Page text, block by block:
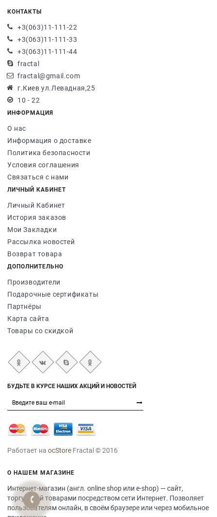
КОНТАКТЫ
+3(063)11-111-22
+3(063)11-111-33
+3(063)11-111-44
fractal
fractal@gmail.com
г.Киев ул.Левадная,25
10 - 22
ИНФОРМАЦИЯ
О нас
Информация о доставке
Политика безопасности
Условия соглашения
Связаться с нами
ЛИЧНЫЙ КАБИНЕТ
Личный Кабинет
История заказов
Мои Закладки
Рассылка новостей
Возврат товара
ДОПОЛНИТЕЛЬНО
Производители
Подарочные сертификаты
Партнёры
Карта сайта
Товары со скидкой
БУДЬТЕ В КУРСЕ НАШИХ АКЦИЙ И НОВОСТЕЙ
Работает на ocStore Fractal © 2016
О НАШЕМ МАГАЗИНЕ
Интернет-магазин (англ. online shop или e-shop) — сайт,
торгующий товарами посредством сети Интернет. Позволяет
пользователям онлайн, в своём браузере или через мобильное